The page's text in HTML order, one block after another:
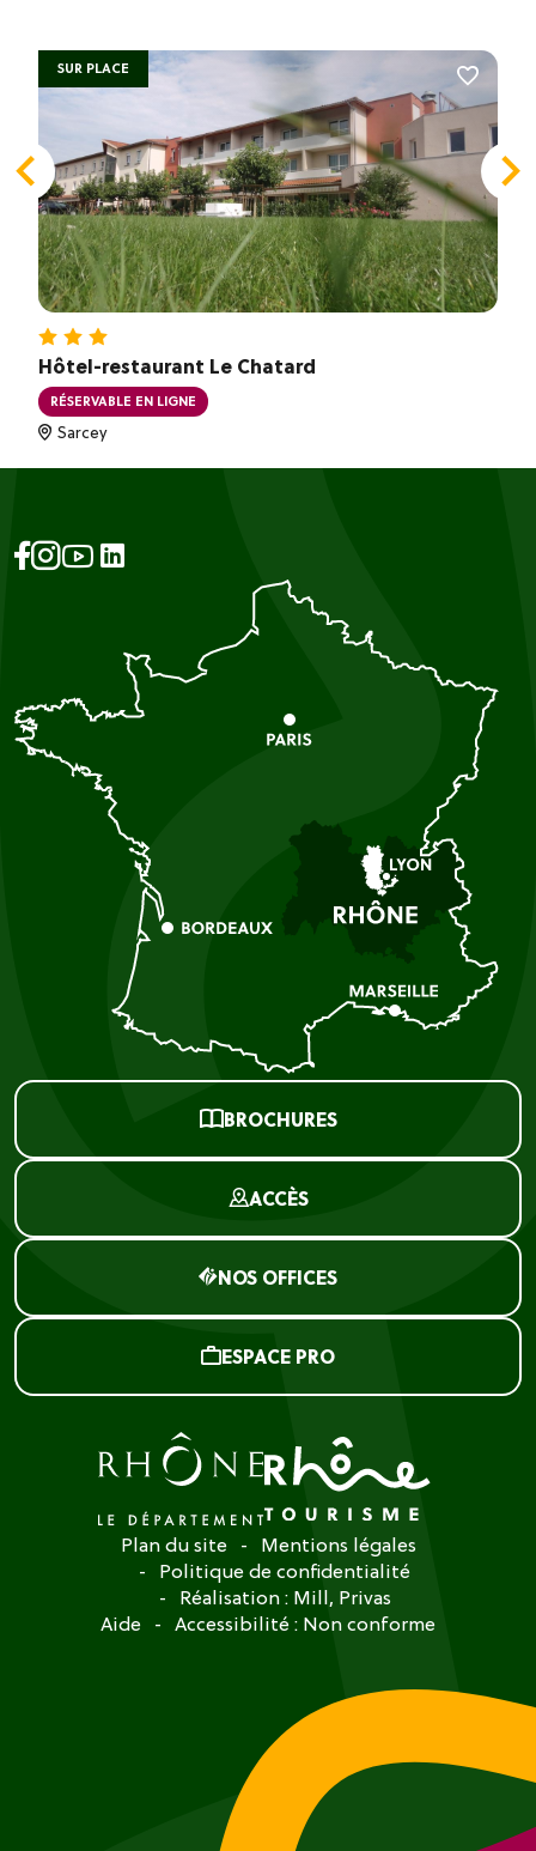
Hôtel-restaurant Le Chatard
RÉSERVABLE EN LIGNE
Sarcey
SUR PLACE
BROCHURES
ACCÈS
NOS OFFICES
ESPACE PRO
Plan du site
Mentions légales
Politique de confidentialité
Réalisation : Mill, Privas
Aide
Accessibilité : Non conforme